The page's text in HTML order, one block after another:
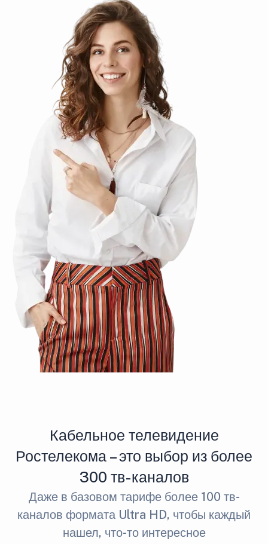
Кабельное телевидение
Ростелекома – это выбор из более
300 тв-каналов
Даже в базовом тарифе более 100 тв-
каналов формата Ultra HD, чтобы каждый
нашел, что-то интересное